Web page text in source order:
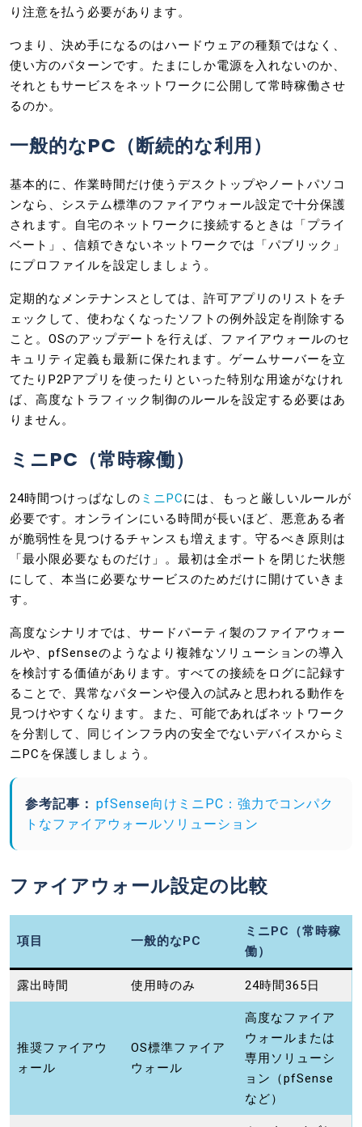
り注意を払う必要があります。
つまり、決め手になるのはハードウェアの種類ではなく、
使い方のパターンです。たまにしか電源を入れないのか、
それともサービスをネットワークに公開して常時稼働させ
るのか。
一般的なPC（断続的な利用）
基本的に、作業時間だけ使うデスクトップやノートパソコ
ンなら、システム標準のファイアウォール設定で十分保護
されます。自宅のネットワークに接続するときは「プライ
ベート」、信頼できないネットワークでは「パブリック」
にプロファイルを設定しましょう。
定期的なメンテナンスとしては、許可アプリのリストをチ
ェックして、使わなくなったソフトの例外設定を削除する
こと。OSのアップデートを行えば、ファイアウォールのセ
キュリティ定義も最新に保たれます。ゲームサーバーを立
てたりP2Pアプリを使ったりといった特別な用途がなけれ
ば、高度なトラフィック制御のルールを設定する必要はあ
りません。
ミニPC（常時稼働）
24時間つけっぱなしの ミニPCには、もっと厳しいルールが
必要です。オンラインにいる時間が長いほど、悪意ある者
が脆弱性を見つけるチャンスも増えます。守るべき原則は
「最小限必要なものだけ」。最初は全ポートを閉じた状態
にして、本当に必要なサービスのためだけに開けていきま
す。
高度なシナリオでは、サードパーティ製のファイアウォー
ルや、pfSenseのようなより複雑なソリューションの導入
を検討する価値があります。すべての接続をログに記録す
ることで、異常なパターンや侵入の試みと思われる動作を
見つけやすくなります。また、可能であればネットワーク
を分割して、同じインフラ内の安全でないデバイスからミ
ニPCを保護しましょう。
参考記事： pfSense向けミニPC：強力でコンパク
トなファイアウォールソリューション
ファイアウォール設定の比較
項目 一般的なPC
ミニPC（常時稼
働）
露出時間 使用時のみ 24時間365日
推奨ファイアウ
ォール
OS標準ファイア
ウォール
高度なファイア
ウォールまたは
専用ソリューシ
ョン（pfSense
など）